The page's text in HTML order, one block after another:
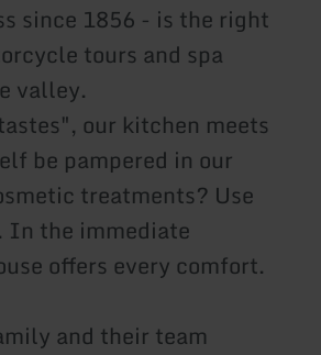
since 1856 - is the right
tours and spa
valley.
our kitchen meets
be pampered in our
treatments? Use
In the immediate
offers every comfort.
and their team